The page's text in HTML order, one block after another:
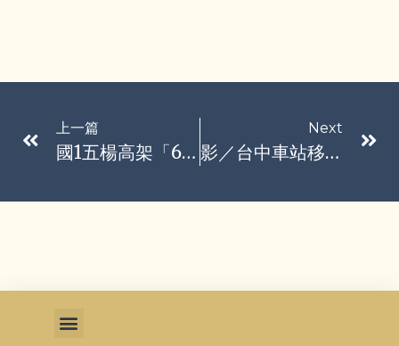
上一篇
國1五楊高架「6車連環撞」！男疑恍神自撞護欄釀禍 1女乘客送醫
Next
影／台中車站移工酒後大亂鬥 18名員警趕赴現場逮4人擴大查處送辦